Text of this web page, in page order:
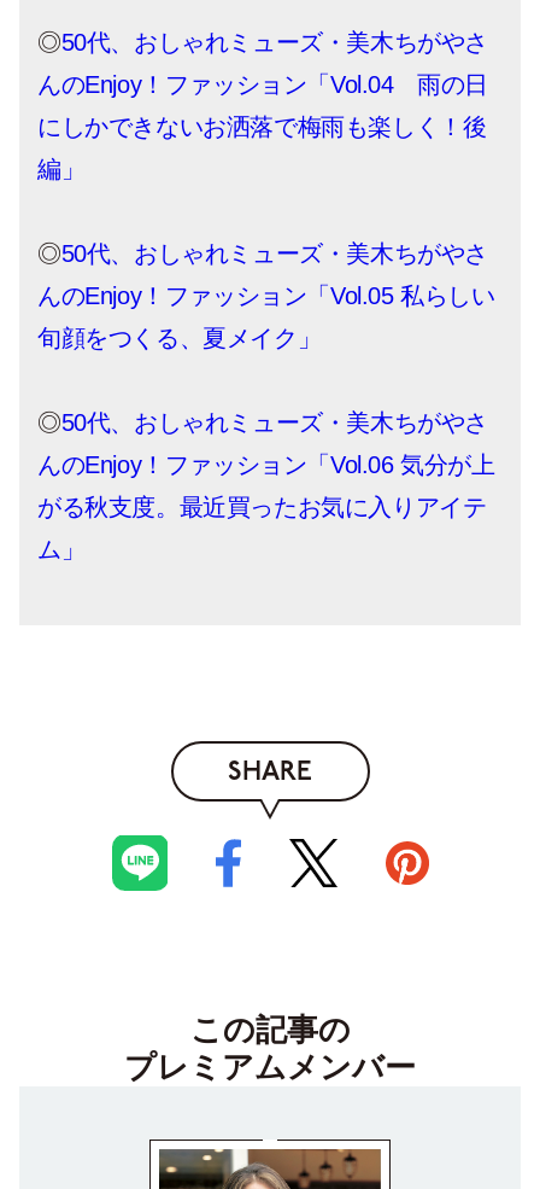
◎50代、おしゃれミューズ・美木ちがやさ
んのEnjoy！ファッション「Vol.04 雨の日
にしかできないお洒落で梅雨も楽しく！後
編」
◎50代、おしゃれミューズ・美木ちがやさ
んのEnjoy！ファッション「Vol.05 私らしい
旬顔をつくる、夏メイク」
◎50代、おしゃれミューズ・美木ちがやさ
んのEnjoy！ファッション「Vol.06 気分が上
がる秋支度。最近買ったお気に入りアイテ
ム」
SHARE
この記事の
プレミアムメンバー